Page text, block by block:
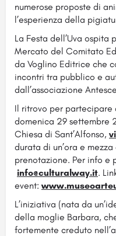
numerose proposte di
l’esperienza della
La Festa dell’Uva
Mercato del Comitato
da Voglino Editrice che
incontri tra pubblico e
dall’associazione
Il ritrovo per partecipare
domenica 29 settembre
Chiesa di Sant’Alfonso,
durata di un’ora e
prenotazione. Per info e
info@culturalway.it.
event:
L’iniziativa (nata da
della moglie Barbara,
fortemente creduto